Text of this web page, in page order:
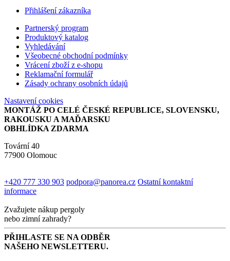
Přihlášení zákazníka
Partnerský program
Produktový katalog
Vyhledávání
Všeobecné obchodní podmínky
Vrácení zboží z e-shopu
Reklamační formulář
Zásady ochrany osobních údajů
Nastavení cookies
MONTÁŽ PO CELÉ ČESKÉ REPUBLICE, SLOVENSKU,
RAKOUSKU A MAĎARSKU
OBHLÍDKA ZDARMA
Tovární 40
77900 Olomouc
+420 777 330 903 podpora@panorea.cz Ostatní kontaktní
informace
Zvažujete nákup pergoly
nebo zimní zahrady?
PŘIHLASTE SE NA ODBĚR
NAŠEHO NEWSLETTERU.